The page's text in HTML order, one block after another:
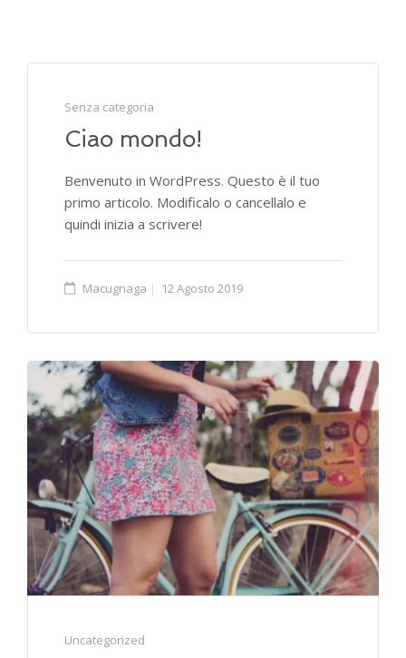
Senza categoria
Ciao mondo!
Benvenuto in WordPress. Questo è il tuo
primo articolo. Modificalo o cancellalo e
quindi inizia a scrivere!
Macugnaga 12 Agosto 2019
Uncategorized